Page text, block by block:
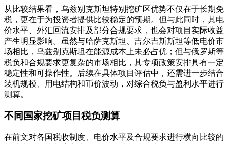
从比较结果看，乌兹别克斯坦特别挖矿区优势不仅在于长期免
税，更在于为投资者提供比较稳定的预期。但与此同时，其电
价水平、外汇回流安排及部分合规要求，也会对项目实际收益
产生明显影响。虽然与哈萨克斯坦、吉尔吉斯斯坦等低电价市
场相比，乌兹别克斯坦在能源成本上未必占优；但与俄罗斯等
税负和合规要求更复杂的市场相比，其专项政策安排具有一定
稳定性和可操作性。后续在具体项目评估中，还需进一步结合
装机规模、用电结构和币价波动，对综合税负与盈利水平进行
测算。
不同国家挖矿项目税负测算
在前文对各国税收制度、电价水平及合规要求进行横向比较的